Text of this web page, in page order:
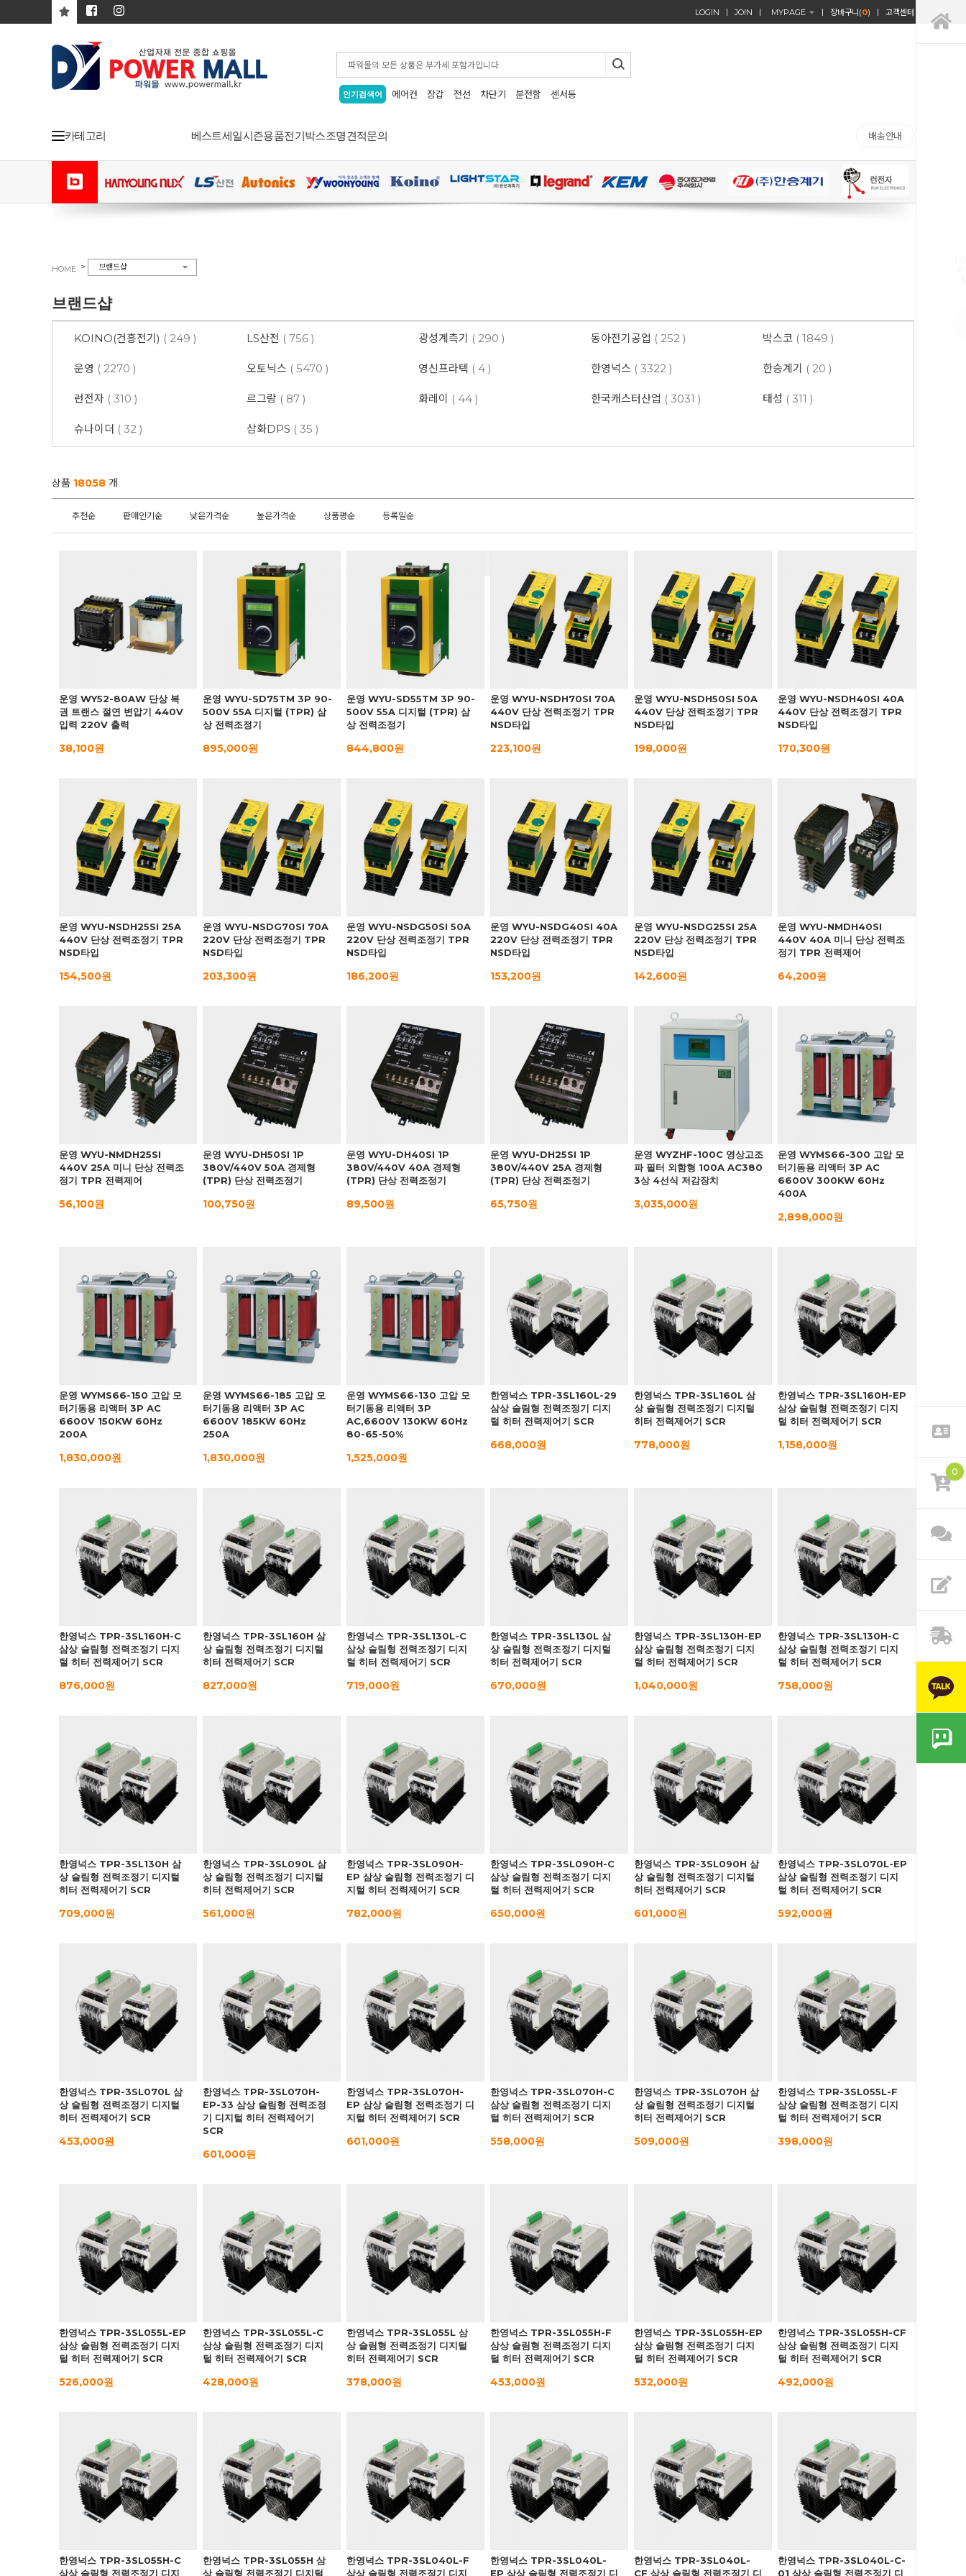
0
LOGIN JOIN MYPAGE 장바구니(0) 고객센터
인기검색어 에어컨 장갑 전선 차단기 분전함 센서등
카테고리 베스트세일시즌용품전기박스조명견적문의 배송안내
HOME > 브랜드샵
브랜드샵
KOINO(건흥전기) ( 249 ) LS산전 ( 756 ) 광성계측기 ( 290 ) 동아전기공업 ( 252 ) 박스코 ( 1849 )
운영 ( 2270 ) 오토닉스 ( 5470 ) 영신프라텍 ( 4 ) 한영넉스 ( 3322 ) 한승계기 ( 20 )
런전자 ( 310 ) 르그랑 ( 87 ) 화레이 ( 44 ) 한국캐스터산업 ( 3031 ) 태성 ( 311 )
슈나이더 ( 32 ) 삼화DPS ( 35 )
상품 18058 개
추천순 판매인기순 낮은가격순 높은가격순 상품평순 등록일순
운영 WY52-80AW 단상 복
권 트랜스 절연 변압기 440V
입력 220V 출력
38,100원
운영 WYU-SD75TM 3P 90-
500V 55A 디지털 (TPR) 삼
상 전력조정기
895,000원
운영 WYU-SD55TM 3P 90-
500V 55A 디지털 (TPR) 삼
상 전력조정기
844,800원
운영 WYU-NSDH70SI 70A
440V 단상 전력조정기 TPR
NSD타입
223,100원
운영 WYU-NSDH50SI 50A
440V 단상 전력조정기 TPR
NSD타입
198,000원
운영 WYU-NSDH40SI 40A
440V 단상 전력조정기 TPR
NSD타입
170,300원
운영 WYU-NSDH25SI 25A
440V 단상 전력조정기 TPR
NSD타입
154,500원
운영 WYU-NSDG70SI 70A
220V 단상 전력조정기 TPR
NSD타입
203,300원
운영 WYU-NSDG50SI 50A
220V 단상 전력조정기 TPR
NSD타입
186,200원
운영 WYU-NSDG40SI 40A
220V 단상 전력조정기 TPR
NSD타입
153,200원
운영 WYU-NSDG25SI 25A
220V 단상 전력조정기 TPR
NSD타입
142,600원
운영 WYU-NMDH40SI
440V 40A 미니 단상 전력조
정기 TPR 전력제어
64,200원
운영 WYU-NMDH25SI
440V 25A 미니 단상 전력조
정기 TPR 전력제어
56,100원
운영 WYU-DH50SI 1P
380V/440V 50A 경제형
(TPR) 단상 전력조정기
100,750원
운영 WYU-DH40SI 1P
380V/440V 40A 경제형
(TPR) 단상 전력조정기
89,500원
운영 WYU-DH25SI 1P
380V/440V 25A 경제형
(TPR) 단상 전력조정기
65,750원
운영 WYZHF-100C 영상고조
파 필터 외함형 100A AC380
3상 4선식 저감장치
3,035,000원
운영 WYMS66-300 고압 모
터기동용 리액터 3P AC
6600V 300KW 60Hz
400A
2,898,000원
운영 WYMS66-150 고압 모
터기동용 리액터 3P AC
6600V 150KW 60Hz
200A
1,830,000원
운영 WYMS66-185 고압 모
터기동용 리액터 3P AC
6600V 185KW 60Hz
250A
1,830,000원
운영 WYMS66-130 고압 모
터기동용 리액터 3P
AC,6600V 130KW 60Hz
80-65-50%
1,525,000원
한영넉스 TPR-3SL160L-29
삼상 슬림형 전력조정기 디지
털 히터 전력제어기 SCR
668,000원
한영넉스 TPR-3SL160L 삼
상 슬림형 전력조정기 디지털
히터 전력제어기 SCR
778,000원
한영넉스 TPR-3SL160H-EP
삼상 슬림형 전력조정기 디지
털 히터 전력제어기 SCR
1,158,000원
한영넉스 TPR-3SL160H-C
삼상 슬림형 전력조정기 디지
털 히터 전력제어기 SCR
876,000원
한영넉스 TPR-3SL160H 삼
상 슬림형 전력조정기 디지털
히터 전력제어기 SCR
827,000원
한영넉스 TPR-3SL130L-C
삼상 슬림형 전력조정기 디지
털 히터 전력제어기 SCR
719,000원
한영넉스 TPR-3SL130L 삼
상 슬림형 전력조정기 디지털
히터 전력제어기 SCR
670,000원
한영넉스 TPR-3SL130H-EP
삼상 슬림형 전력조정기 디지
털 히터 전력제어기 SCR
1,040,000원
한영넉스 TPR-3SL130H-C
삼상 슬림형 전력조정기 디지
털 히터 전력제어기 SCR
758,000원
한영넉스 TPR-3SL130H 삼
상 슬림형 전력조정기 디지털
히터 전력제어기 SCR
709,000원
한영넉스 TPR-3SL090L 삼
상 슬림형 전력조정기 디지털
히터 전력제어기 SCR
561,000원
한영넉스 TPR-3SL090H-
EP 삼상 슬림형 전력조정기 디
지털 히터 전력제어기 SCR
782,000원
한영넉스 TPR-3SL090H-C
삼상 슬림형 전력조정기 디지
털 히터 전력제어기 SCR
650,000원
한영넉스 TPR-3SL090H 삼
상 슬림형 전력조정기 디지털
히터 전력제어기 SCR
601,000원
한영넉스 TPR-3SL070L-EP
삼상 슬림형 전력조정기 디지
털 히터 전력제어기 SCR
592,000원
한영넉스 TPR-3SL070L 삼
상 슬림형 전력조정기 디지털
히터 전력제어기 SCR
453,000원
한영넉스 TPR-3SL070H-
EP-33 삼상 슬림형 전력조정
기 디지털 히터 전력제어기
SCR
601,000원
한영넉스 TPR-3SL070H-
EP 삼상 슬림형 전력조정기 디
지털 히터 전력제어기 SCR
601,000원
한영넉스 TPR-3SL070H-C
삼상 슬림형 전력조정기 디지
털 히터 전력제어기 SCR
558,000원
한영넉스 TPR-3SL070H 삼
상 슬림형 전력조정기 디지털
히터 전력제어기 SCR
509,000원
한영넉스 TPR-3SL055L-F
삼상 슬림형 전력조정기 디지
털 히터 전력제어기 SCR
398,000원
한영넉스 TPR-3SL055L-EP
삼상 슬림형 전력조정기 디지
털 히터 전력제어기 SCR
526,000원
한영넉스 TPR-3SL055L-C
삼상 슬림형 전력조정기 디지
털 히터 전력제어기 SCR
428,000원
한영넉스 TPR-3SL055L 삼
상 슬림형 전력조정기 디지털
히터 전력제어기 SCR
378,000원
한영넉스 TPR-3SL055H-F
삼상 슬림형 전력조정기 디지
털 히터 전력제어기 SCR
453,000원
한영넉스 TPR-3SL055H-EP
삼상 슬림형 전력조정기 디지
털 히터 전력제어기 SCR
532,000원
한영넉스 TPR-3SL055H-CF
삼상 슬림형 전력조정기 디지
털 히터 전력제어기 SCR
492,000원
한영넉스 TPR-3SL055H-C
삼상 슬림형 전력조정기 디지
한영넉스 TPR-3SL055H 삼
상 슬림형 전력조정기 디지털
한영넉스 TPR-3SL040L-F
삼상 슬림형 전력조정기 디지
한영넉스 TPR-3SL040L-
EP 삼상 슬림형 전력조정기 디
한영넉스 TPR-3SL040L-
CF 삼상 슬림형 전력조정기 디
한영넉스 TPR-3SL040L-C-
01 삼상 슬림형 전력조정기 디